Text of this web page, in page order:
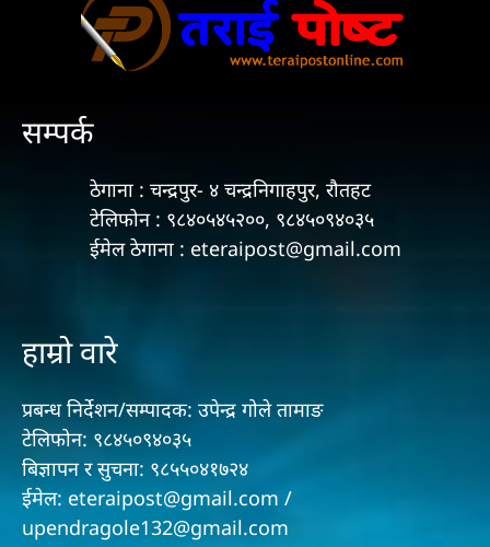
सम्पर्क
ठेगाना : चन्द्रपुर- ४ चन्द्रनिगाहपुर, रौतहट
टेलिफोन : ९८४०५४५२००, ९८४५०९४०३५
ईमेल ठेगाना : eteraipost@gmail.com
हाम्रो वारे
प्रबन्ध निर्देशन/सम्पादक: उपेन्द्र गोले तामाङ
टेलिफोन: ९८४५०९४०३५
बिज्ञापन र सुचना: ९८५५०४१७२४
ईमेल: eteraipost@gmail.com /
upendragole132@gmail.com